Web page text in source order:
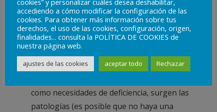
configuran de forma general el sentido de la
vida humana, diferenciándonos de otros seres
vivos. El tener satisfecha esta necesidad permite
avanzar hacia la autorrealización.
Cuando no se alcanza ninguno de estos cuatro
como necesidades de deficiencia, surgen las
patologías (es posible que no haya una
cookies” y personalizar cuáles desea deshabilitar,
accediendo a cómo modificar la configuración de las
cookies. Para obtener más información sobre tus
derechos, el uso de las cookies, configuración, origen,
finalidades... consulta la POLÍTICA DE COOKIES de
nuestra página web.
ajustes de las cookies aceptar todo Rechazar